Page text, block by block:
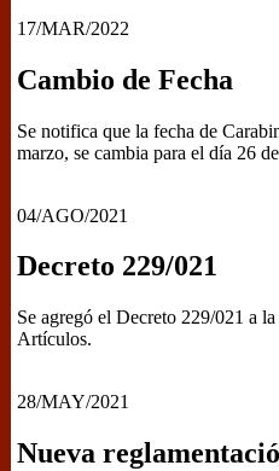
17/MAR/2022
Cambio de Fecha
Se notifica que la fecha de
marzo, se cambia para el día 26
04/AGO/2021
Decreto 229/021
Se agregó el Decreto 229/021 a
Artículos.
28/MAY/2021
Nueva